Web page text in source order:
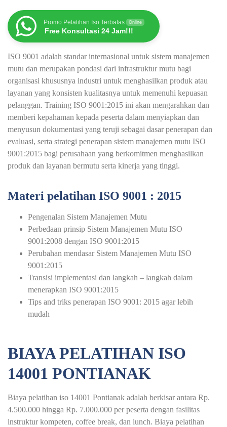
Promo Pelatihan Iso Terbatas Online
Free Konsultasi 24 Jam!!!
ISO 9001 adalah standar internasional untuk sistem manajemen
mutu dan merupakan pondasi dari infrastruktur mutu bagi
organisasi khususnya industri untuk menghasilkan produk atau
layanan yang konsisten kualitasnya untuk memenuhi kepuasan
pelanggan. Training ISO 9001:2015 ini akan mengarahkan dan
memberi kepahaman kepada peserta dalam menyiapkan dan
menyusun dokumentasi yang teruji sebagai dasar penerapan dan
evaluasi, serta strategi penerapan sistem manajemen mutu ISO
9001:2015 bagi perusahaan yang berkomitmen menghasilkan
produk dan layanan bermutu serta kinerja yang tinggi.
Materi pelatihan ISO 9001 : 2015
Pengenalan Sistem Manajemen Mutu
Perbedaan prinsip Sistem Manajemen Mutu ISO
9001:2008 dengan ISO 9001:2015
Perubahan mendasar Sistem Manajemen Mutu ISO
9001:2015
Transisi implementasi dan langkah – langkah dalam
menerapkan ISO 9001:2015
Tips and triks penerapan ISO 9001: 2015 agar lebih
mudah
BIAYA PELATIHAN ISO
14001 PONTIANAK
Biaya pelatihan iso 14001 Pontianak adalah berkisar antara Rp.
4.500.000 hingga Rp. 7.000.000 per peserta dengan fasilitas
instruktur kompeten, coffee break, dan lunch. Biaya pelatihan